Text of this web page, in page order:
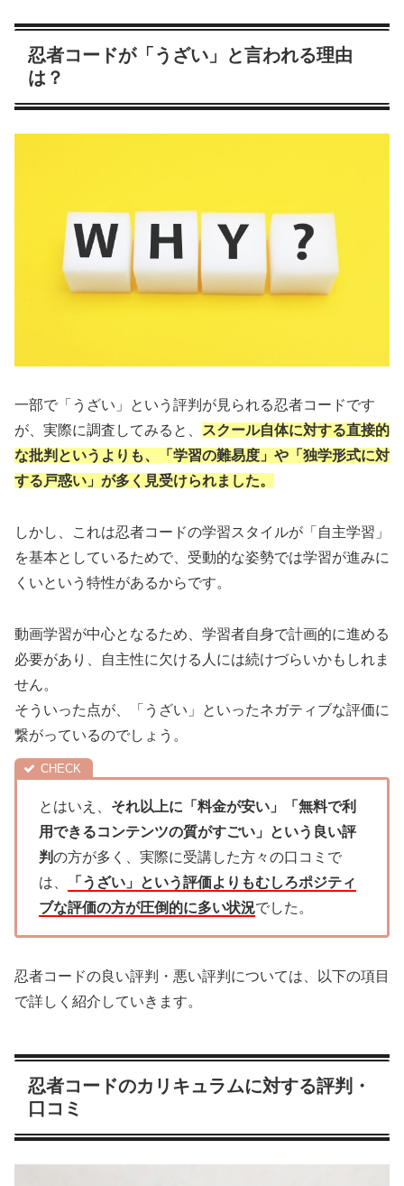
忍者コードが「うざい」と言われる理由
は？
一部で「うざい」という評判が見られる忍者コードです
が、実際に調査してみると、
スクール自体に対する直接的
な批判というよりも、「学習の難易度」や「独学形式に対
する戸惑い」が多く見受けられました。
しかし、これは忍者コードの学習スタイルが「自主学習」
を基本としているためで、受動的な姿勢では学習が進みに
くいという特性があるからです。
動画学習が中心となるため、学習者自身で計画的に進める
必要があり、自主性に欠ける人には続けづらいかもしれま
せん。
そういった点が、「うざい」といったネガティブな評価に
繋がっているのでしょう。
とはいえ、 それ以上に「料金が安い」「無料で利
用できるコンテンツの質がすごい」という良い評
判の方が多く、実際に受講した方々の口コミで
は、
「うざい」という評価よりもむしろポジティ
ブな評価の方が圧倒的に多い状況でした。
忍者コードの良い評判・悪い評判については、以下の項目
で詳しく紹介していきます。
忍者コードのカリキュラムに対する評判・
口コミ